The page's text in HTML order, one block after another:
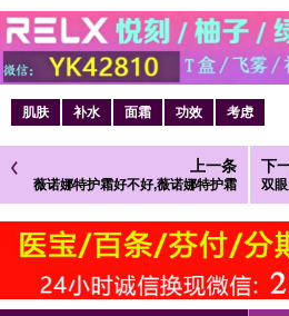
肌肤 补水 面霜 功效 考虑
上一条
薇诺娜特护霜好不好,薇诺娜特护霜
下
双